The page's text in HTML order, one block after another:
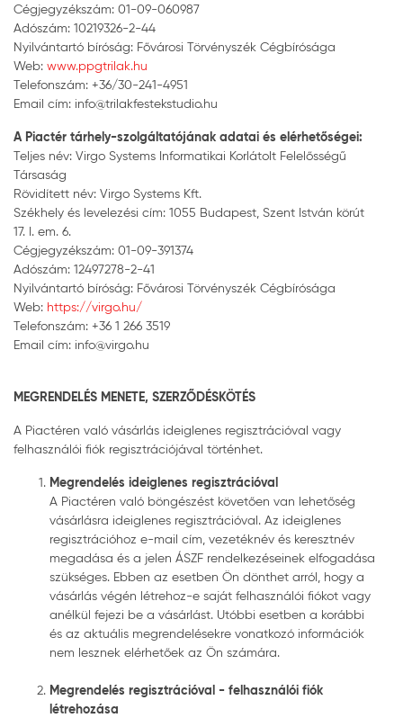
Cégjegyzékszám: 01-09-060987
Adószám: 10219326-2-44
Nyilvántartó bíróság: Fővárosi Törvényszék Cégbírósága
Web: www.ppgtrilak.hu
Telefonszám: +36/30-241-4951
Email cím: info@trilakfestekstudio.hu
A Piactér tárhely-szolgáltatójának adatai és elérhetőségei:
Teljes név: Virgo Systems Informatikai Korlátolt Felelősségű
Társaság
Rövidített név: Virgo Systems Kft.
Székhely és levelezési cím: 1055 Budapest, Szent István körút
17. I. em. 6.
Cégjegyzékszám: 01-09-391374
Adószám: 12497278-2-41
Nyilvántartó bíróság: Fővárosi Törvényszék Cégbírósága
Web: https://virgo.hu/
Telefonszám: +36 1 266 3519
Email cím: info@virgo.hu
MEGRENDELÉS MENETE, SZERZŐDÉSKÖTÉS
A Piactéren való vásárlás ideiglenes regisztrációval vagy
felhasználói fiók regisztrációjával történhet.
Megrendelés ideiglenes regisztrációval
A Piactéren való böngészést követően van lehetőség
vásárlásra ideiglenes regisztrációval. Az ideiglenes
regisztrációhoz e-mail cím, vezetéknév és keresztnév
megadása és a jelen ÁSZF rendelkezéseinek elfogadása
szükséges. Ebben az esetben Ön dönthet arról, hogy a
vásárlás végén létrehoz-e saját felhasználói fiókot vagy
anélkül fejezi be a vásárlást. Utóbbi esetben a korábbi
és az aktuális megrendelésekre vonatkozó információk
nem lesznek elérhetőek az Ön számára.
Megrendelés regisztrációval - felhasználói fiók
létrehozása